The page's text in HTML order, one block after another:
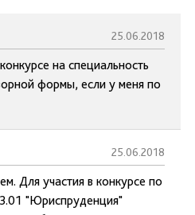
25.06.2018
на специальность
формы, если у меня по
25.06.2018
Для участия в конкурсе по
"Юриспруденция"